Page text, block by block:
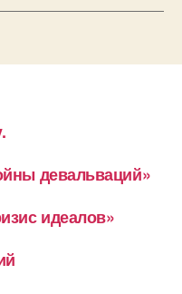
девальваций»
идеалов»